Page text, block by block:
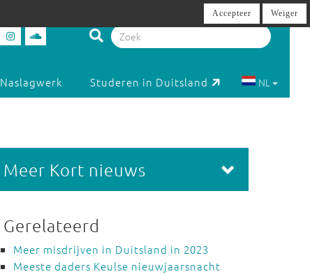
Naslagwerk Studeren in Duitsland NL
Meer Kort nieuws
Gerelateerd
Meer misdrijven in Duitsland in 2023
Meeste daders Keulse nieuwjaarsnacht
Accepteer Weiger